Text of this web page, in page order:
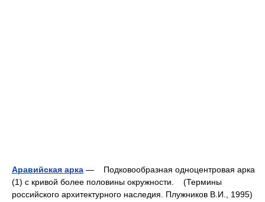
Аравийская арка — Подковообразная одноцентровая арка
(1) с кривой более половины окружности. (Термины
российского архитектурного наследия. Плужников В.И., 1995)